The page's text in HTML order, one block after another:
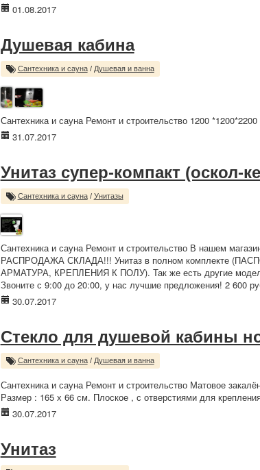
01.08.2017
Душевая кабина
Сантехника и сауна/ Душевая и ванна
Сантехника и сауна Ремонт и строительство 1200
31.07.2017
Унитаз супер-компакт (оскол-
Сантехника и сауна/ Унитазы
Сантехника и сауна Ремонт и строительство В нашем
РАСПРОДАЖА СКЛАДА!!! Унитаз в полном комплекте
АРМАТУРА, КРЕПЛЕНИЯ К ПОЛУ). Так же есть другие
Звоните с 9:00 до 20:00, у нас лучшие предложения! 2 600
30.07.2017
Стекло для душевой кабины
Сантехника и сауна/ Душевая и ванна
Сантехника и сауна Ремонт и строительство Матовое
Размер : 165 х 66 см. Плоское , с отверстиями для
30.07.2017
Унитаз